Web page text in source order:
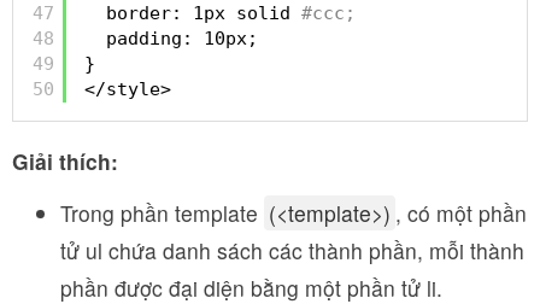
47
48
49
50
border: 1px solid #ccc;
padding: 10px;
}
</style>
Giải thích:
Trong phần template (<template>) , có một phần
tử ul chứa danh sách các thành phần, mỗi thành
phần được đại diện bằng một phần tử li.